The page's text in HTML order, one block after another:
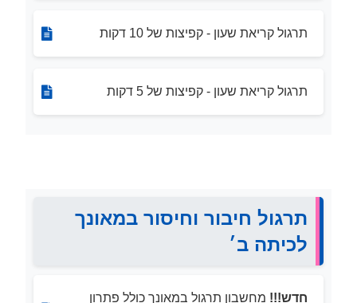
תרגול קריאת שעון - קפיצות של 10 דקות
תרגול קריאת שעון - קפיצות של 5 דקות
תרגול חיבור וחיסור במאונך
לכיתה ב׳
חדש!!! מחשבון תרגול במאונך כולל פתרון